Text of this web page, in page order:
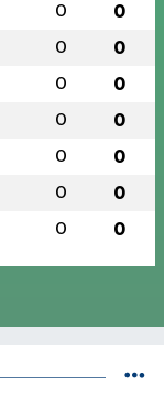
0 0
0 0
0 0
0 0
0 0
0 0
0 0